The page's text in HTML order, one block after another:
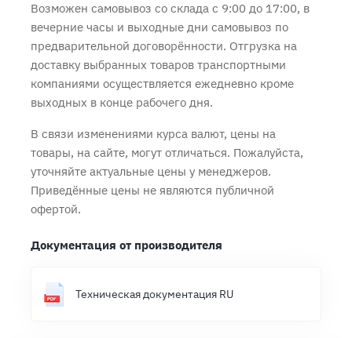
Возможен самовывоз со склада с 9:00 до 17:00, в
вечерние часы и выходные дни самовывоз по
предварительной договорённости. Отгрузка на
доставку выбранных товаров транспортными
компаниями осуществляется ежедневно кроме
выходных в конце рабочего дня.
В связи изменениями курса валют, цены на
товары, на сайте, могут отличаться. Пожалуйста,
уточняйте актуальные цены у менеджеров.
Приведённые цены не являются публичной
офертой.
Документация от производителя
Техническая документация RU